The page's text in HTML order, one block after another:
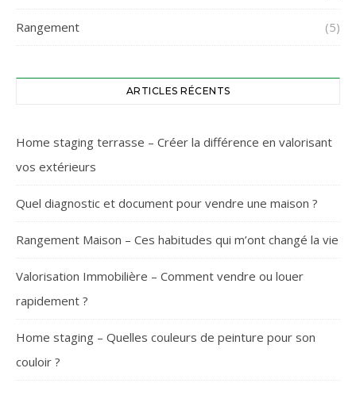
Rangement (5)
ARTICLES RÉCENTS
Home staging terrasse – Créer la différence en valorisant
vos extérieurs
Quel diagnostic et document pour vendre une maison ?
Rangement Maison – Ces habitudes qui m’ont changé la vie
Valorisation Immobilière – Comment vendre ou louer
rapidement ?
Home staging – Quelles couleurs de peinture pour son
couloir ?